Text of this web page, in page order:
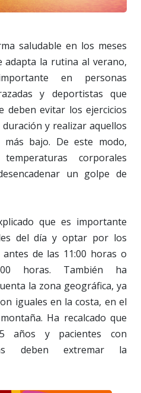
saludable en los meses
adapta la rutina al verano,
en personas
y deportistas que
deben evitar los ejercicios
y realizar aquellos
bajo. De este modo,
corporales
un golpe de
que es importante
del día y optar por los
de las 11:00 horas o
horas. También ha
la zona geográfica, ya
iguales en la costa, en el
Ha recalcado que
años y pacientes con
deben extremar la